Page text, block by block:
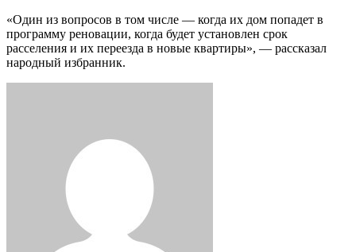
«Один из вопросов в том числе — когда их дом попадет в
программу реновации, когда будет установлен срок
расселения и их переезда в новые квартиры», — рассказал
народный избранник.